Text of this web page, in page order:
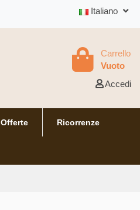
Italiano
Carrello
Vuoto
Accedi
Offerte Ricorrenze